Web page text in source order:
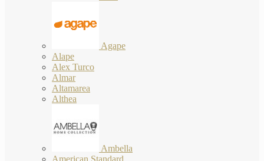
Agape
Alape
Alex Turco
Almar
Altamarea
Althea
Ambella